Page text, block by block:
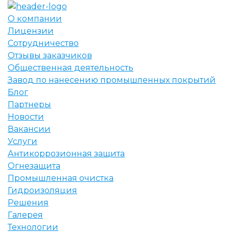
О компании
Лицензии
Сотрудничество
Отзывы заказчиков
Общественная деятельность
Завод по нанесению промышленных покрытий
Блог
Партнеры
Новости
Вакансии
Услуги
Антикоррозионная защита
Огнезащита
Промышленная очистка
Гидроизоляция
Решения
Галерея
Технологии